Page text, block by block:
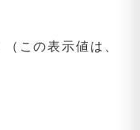
（この表示値は、